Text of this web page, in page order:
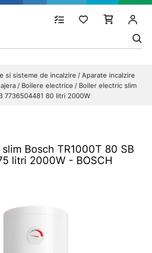
si sisteme de incalzire
Aparate incalzire
Boilere electrice
Boiler electric slim
7736504481 80 litri 2000W
Bosch TR1000T 80 SB
litri 2000W - BOSCH